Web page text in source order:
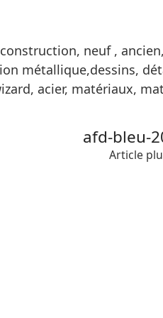
neuf ,
métallique,dessins,
acier, matériaux,
afd-bleu-
Article